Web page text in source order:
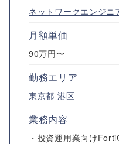
ネットワークエンジニ
月額単価
90万円〜
勤務エリア
東京都 港区
業務内容
・投資運用業向け